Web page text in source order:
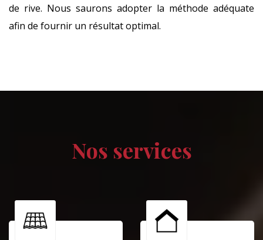
de rive. Nous saurons adopter la méthode adéquate
afin de fournir un résultat optimal.
Nos services